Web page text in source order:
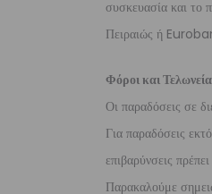
συσκευασία και το
Πειραιώς ή
Φόροι και Τελωνεία
Οι παραδόσεις σε
Για παραδόσεις
επιβαρύνσεις
Παρακαλούμε